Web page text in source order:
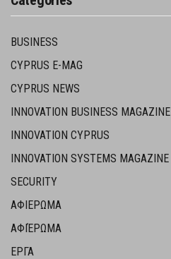
BUSINESS
CYPRUS E-MAG
CYPRUS NEWS
INNOVATION BUSINESS MAGAZINE
INNOVATION CYPRUS
INNOVATION SYSTEMS MAGAZINE
SECURITY
ΑΦΙΕΡΩΜΑ
ΑΦΙΈΡΩΜΑ
ΕΡΓΑ